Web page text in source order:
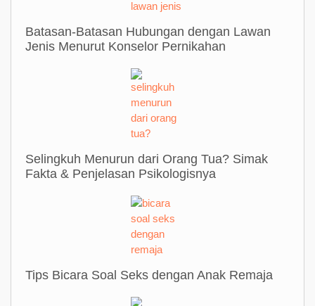
Batasan-Batasan Hubungan dengan Lawan
Jenis Menurut Konselor Pernikahan
Selingkuh Menurun dari Orang Tua? Simak
Fakta & Penjelasan Psikologisnya
Tips Bicara Soal Seks dengan Anak Remaja